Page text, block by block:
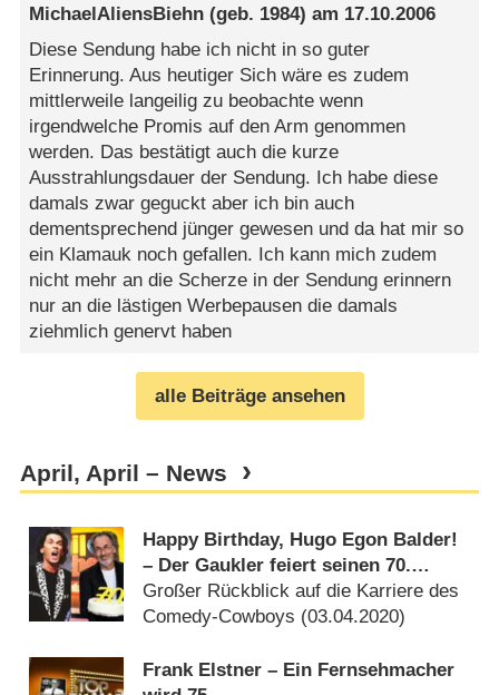
MichaelAliensBiehn (geb. 1984) am 17.10.2006
Diese Sendung habe ich nicht in so guter
Erinnerung. Aus heutiger Sich wäre es zudem
mittlerweile langeilig zu beobachte wenn
irgendwelche Promis auf den Arm genommen
werden. Das bestätigt auch die kurze
Ausstrahlungsdauer der Sendung. Ich habe diese
damals zwar geguckt aber ich bin auch
dementsprechend jünger gewesen und da hat mir so
ein Klamauk noch gefallen. Ich kann mich zudem
nicht mehr an die Scherze in der Sendung erinnern
nur an die lästigen Werbepausen die damals
ziehmlich genervt haben
alle Beiträge ansehen
April, April – News
Happy Birthday, Hugo Egon Balder!
– Der Gaukler feiert seinen 70.
Geburtstag
Großer Rückblick auf die Karriere des
Comedy-Cowboys (03.04.2020)
Frank Elstner – Ein Fernsehmacher